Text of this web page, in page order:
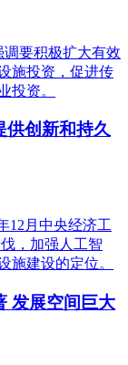
要积极扩大有效
施投资，促进传
投资。
供创新和持久
12月中央经济工
，加强人工智
施建设的定位。
发展空间巨大